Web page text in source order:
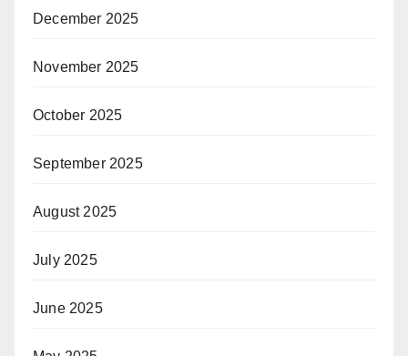
December 2025
November 2025
October 2025
September 2025
August 2025
July 2025
June 2025